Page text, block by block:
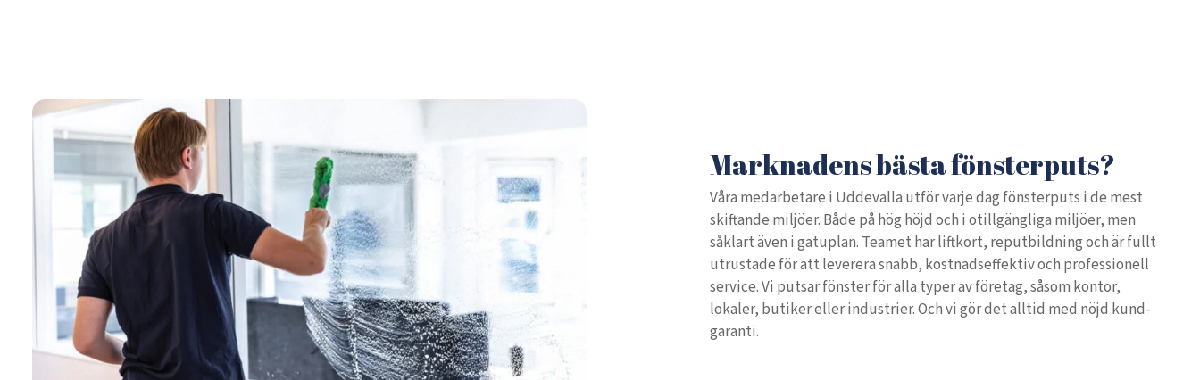
Marknadens bästa fönsterputs?
Våra medarbetare i Uddevalla utför varje dag fönsterputs i de mest
skiftande miljöer. Både på hög höjd och i otillgängliga miljöer, men
såklart även i gatuplan. Teamet har liftkort, reputbildning och är fullt
utrustade för att leverera snabb, kostnadseffektiv och professionell
service. Vi putsar fönster för alla typer av företag, såsom kontor,
lokaler, butiker eller industrier. Och vi gör det alltid med nöjd kund-
garanti.